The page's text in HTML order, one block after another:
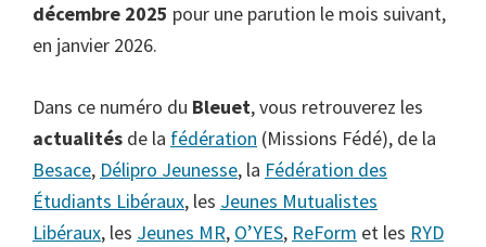
décembre 2025 pour une parution le mois suivant,
en janvier 2026.
Dans ce numéro du Bleuet, vous retrouverez les
actualités de la fédération (Missions Fédé), de la
Besace, Délipro Jeunesse, la Fédération des
Étudiants Libéraux, les Jeunes Mutualistes
Libéraux, les Jeunes MR, O’YES, ReForm et les RYD